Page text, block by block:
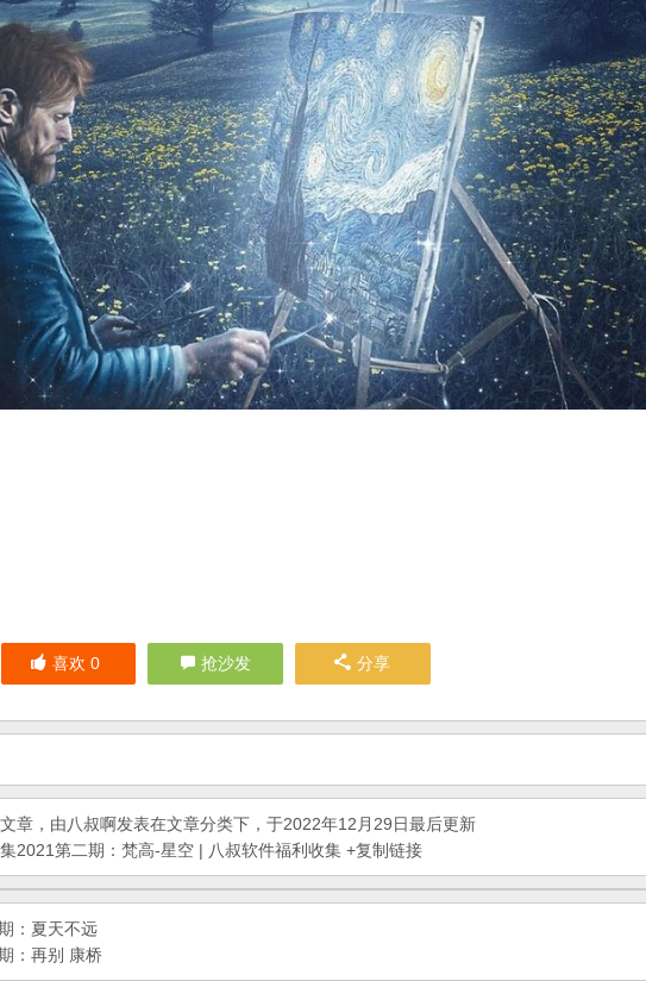
喜欢0 抢沙发 分享
章，由八叔啊发表在文章分类下，于2022年12月29日最后更新
2021第二期：梵高-星空 | 八叔软件福利收集 +复制链接
：夏天不远
：再别 康桥